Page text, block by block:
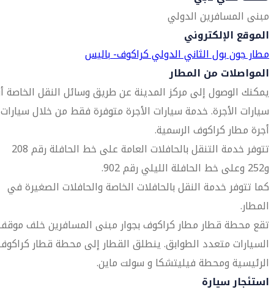
مبنى المسافرين الدولي
الموقع الإلكتروني
مطار جون بول الثاني الدولي كراكوف- باليس
المواصلات من المطار
يمكنك الوصول إلى مركز المدينة عن طريق وسائل النقل الخاصة
سيارات الأجرة. خدمة سيارات الأجرة متوفرة فقط من خلال سيارات
أجرة مطار كراكوف الرسمية.
تتوفر خدمة التنقل بالحافلات العامة على خط الحافلة رقم 208
و252 وعلى خط الحافلة الليلي رقم 902.
كما تتوفر خدمة النقل بالحافلات الخاصة والحافلات الصغيرة في
المطار.
تقع محطة قطار مطار كراكوف بجوار مبنى المسافرين خلف
السيارات متعدد الطوابق. ينطلق القطار إلى محطة قطار
الرئيسية ومحطة فيليتشكا و سولت ماين.
استئجار سيارة